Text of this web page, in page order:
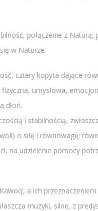
połączenie z
w Naturze.
cztery kopyta dające
fizyczna, umysłowa,
dłoń.
i stabilnością,
o siłę i równowagę;
na udzielenie pomocy
a ich
muzyki, silne, z